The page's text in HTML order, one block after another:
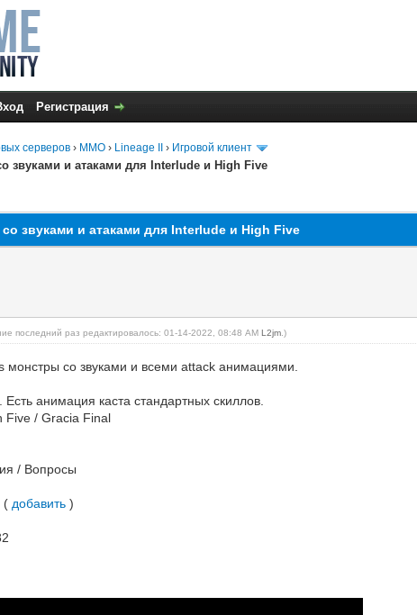
Регистрация
серверов › MMO › Lineage II › Игровой клиент
звуками и атаками для Interlude и High Five
звуками и атаками для Interlude и High Five
последний раз редактировалось: 01-14-2022, 08:48 AML2jm .)
монстры со звуками и всеми attack анимациями.
анимация каста стандартных скиллов.
Five / Gracia Final
/ Вопросы
( добавить )